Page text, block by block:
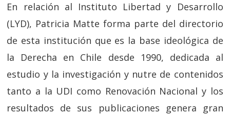
En relación al Instituto Libertad y Desarrollo
(LYD), Patricia Matte forma parte del directorio
de esta institución que es la base ideológica de
la Derecha en Chile desde 1990, dedicada al
estudio y la investigación y nutre de contenidos
tanto a la UDI como Renovación Nacional y los
resultados de sus publicaciones genera gran